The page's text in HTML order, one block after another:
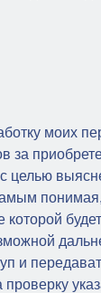
моих
за
целью
и